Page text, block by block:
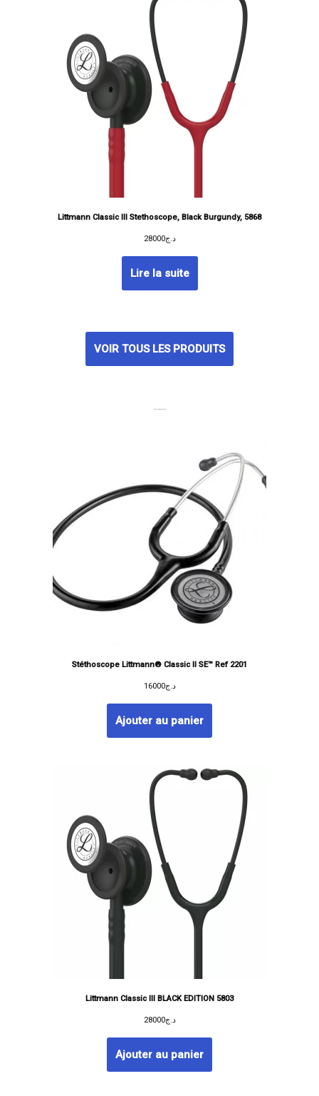
Littmann Classic III Stethoscope, Black Burgundy, 5868
د.ج28000
Lire la suite
VOIR TOUS LES PRODUITS
Stéthoscope Littmann® Classic II SE™ Ref 2201
د.ج16000
Ajouter au panier
Littmann Classic III BLACK EDITION 5803
د.ج28000
Ajouter au panier